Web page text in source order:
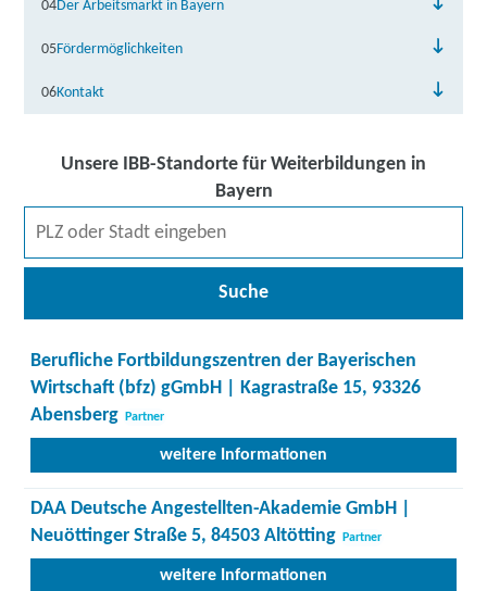
04Der Arbeitsmarkt in Bayern
05Fördermöglichkeiten
06Kontakt
Unsere IBB-Standorte für Weiterbildungen in
Bayern
Suche
Berufliche Fortbildungszentren der Bayerischen
Wirtschaft (bfz) gGmbH | Kagrastraße 15, 93326
Abensberg
Partner
weitere Informationen
DAA Deutsche Angestellten-Akademie GmbH |
Neuöttinger Straße 5, 84503 Altötting
Partner
weitere Informationen